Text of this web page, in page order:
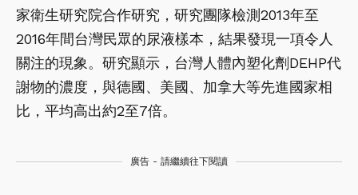
家衛生研究院合作研究，研究團隊檢測2013年至
2016年間台灣民眾的尿液樣本，結果發現一項令人
關注的現象。研究顯示，台灣人體內塑化劑DEHP代
謝物的濃度，與德國、美國、加拿大等先進國家相
比，平均高出約2至7倍。
廣告 - 請繼續往下閱讀